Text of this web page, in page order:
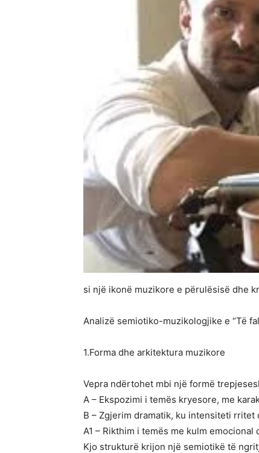
si një ikonë muzikore e përulësisë dhe
Analizë semiotiko-muzikologjike e “Të
1.Forma dhe arkitektura muzikore
Vepra ndërtohet mbi një formë
A – Ekspozimi i temës kryesore, me
B – Zgjerim dramatik, ku intensiteti rritet
A1 – Rikthim i temës me kulm
Kjo strukturë krijon një semiotikë të